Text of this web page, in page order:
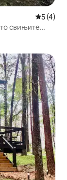
5 (4)
свињите